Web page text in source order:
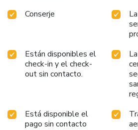
Conserje
Están disponibles el
check-in y el check-
out sin contacto.
Está disponible el
pago sin contacto